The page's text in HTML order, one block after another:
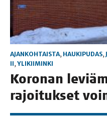
AJANKOHTAISTA, HAUKIPUDAS,
II, YLIKIIMINKI
Koro­nan
rajoi­tuk­set